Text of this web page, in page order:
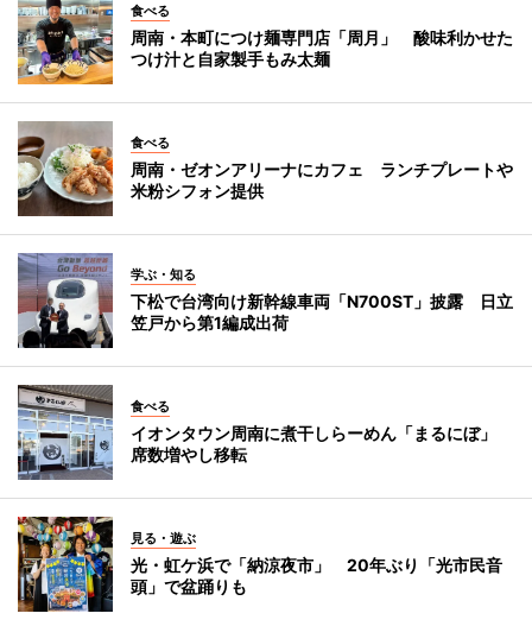
食べる
周南・本町につけ麺専門店「周月」 酸味利かせた
つけ汁と自家製手もみ太麺
食べる
周南・ゼオンアリーナにカフェ ランチプレートや
米粉シフォン提供
学ぶ・知る
下松で台湾向け新幹線車両「N700ST」披露 日立
笠戸から第1編成出荷
食べる
イオンタウン周南に煮干しらーめん「まるにぼ」
席数増やし移転
見る・遊ぶ
光・虹ケ浜で「納涼夜市」 20年ぶり「光市民音
頭」で盆踊りも